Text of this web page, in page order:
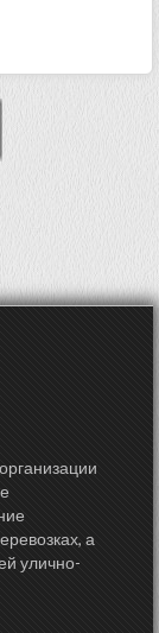
а
улично-